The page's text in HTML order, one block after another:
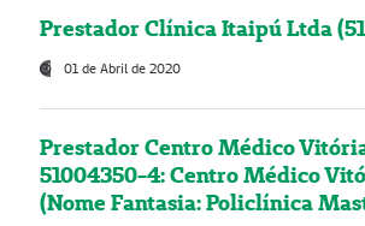
Prestador Clínica Itaipú Ltda
01 de Abril de 2020
Prestador Centro Médico
51004350-4: Centro Médico
(Nome Fantasia: Policlínica